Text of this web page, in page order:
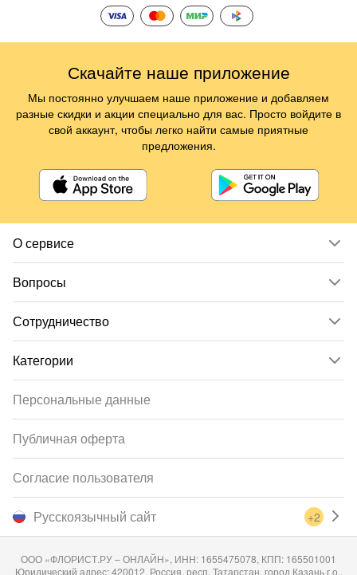
О сервисе
Вопросы
Сотрудничество
Категории
Русскоязычный сайт +2
Персональные данные
Публичная оферта
Согласие пользователя
ООО «ФЛОРИСТ.РУ – ОНЛАЙН», ИНН: 1655475078, КПП: 165501001
Юридический адрес: 420012, Россия, респ. Татарстан, город Казань г.о.,
Скачайте наше приложение
Мы постоянно улучшаем наше приложение и добавляем
разные скидки и акции специально для вас. Просто войдите в
свой аккаунт, чтобы легко найти самые приятные
предложения.